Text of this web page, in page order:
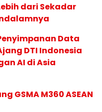
dari Sekadar
Data
DTI Indonesia
AI di Asia
GSMA M360 ASEAN